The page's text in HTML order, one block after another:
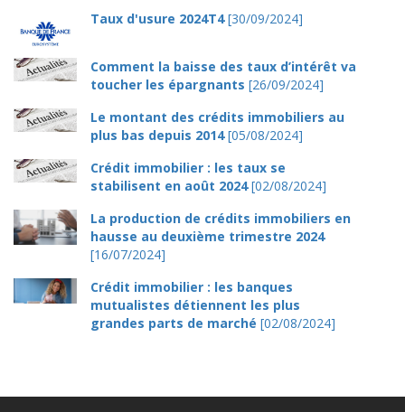
Taux d'usure 2024T4[30/09/2024]
Comment la baisse des taux d’intérêt va
toucher les épargnants [26/09/2024]
Le montant des crédits immobiliers au
plus bas depuis 2014[05/08/2024]
Crédit immobilier : les taux se
stabilisent en août 2024[02/08/2024]
La production de crédits immobiliers en
hausse au deuxième trimestre 2024
[16/07/2024]
Crédit immobilier : les banques
mutualistes détiennent les plus
grandes parts de marché [02/08/2024]